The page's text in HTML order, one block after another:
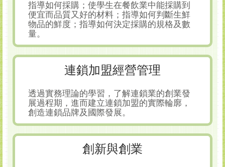
指導如何採購；使學生在餐飲業中能採購到
便宜而品質又好的材料；指導如何判斷生鮮
物品的鮮度；指導如何決定採購的規格及數
量。
連鎖加盟經營管理
透過實務理論的學習，了解連鎖業的創業發
展過程期，進而建立連鎖加盟的實際輪廓，
創造連鎖品牌及國際發展。
創新與創業